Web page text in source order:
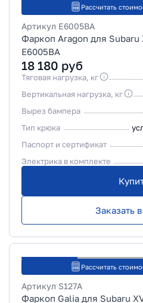
Рассчитать
Артикул E6005BA
Фаркоп Aragon для Subaru
E6005BA
18 180 руб
Тяговая нагрузка, кг
Вертикальная нагрузка, кг
Вырез бампера
Тип крюка
Паспорт и сертификат
Электрика в комплекте
Заказать
Рассчитать
Артикул S127A
Фаркоп Galia для Subaru